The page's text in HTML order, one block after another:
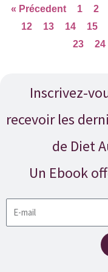
« Précedent 1 2
12
13 14 15
23
24
Inscrivez-
recevoir les
de Diet
Un Ebook
Souscrire
à